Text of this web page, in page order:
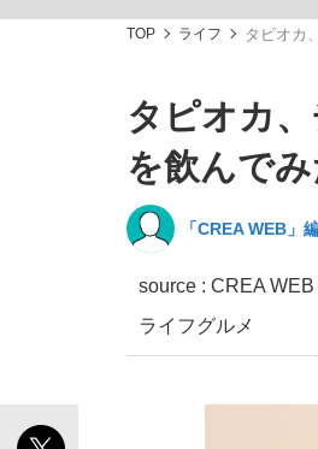
「敗因分析は
キングの誕生
the Style
TOP ライフ タピオカ
タピオカ
を飲んでみ
「CREA WEB」
source : CREA WEB
ライフグルメ